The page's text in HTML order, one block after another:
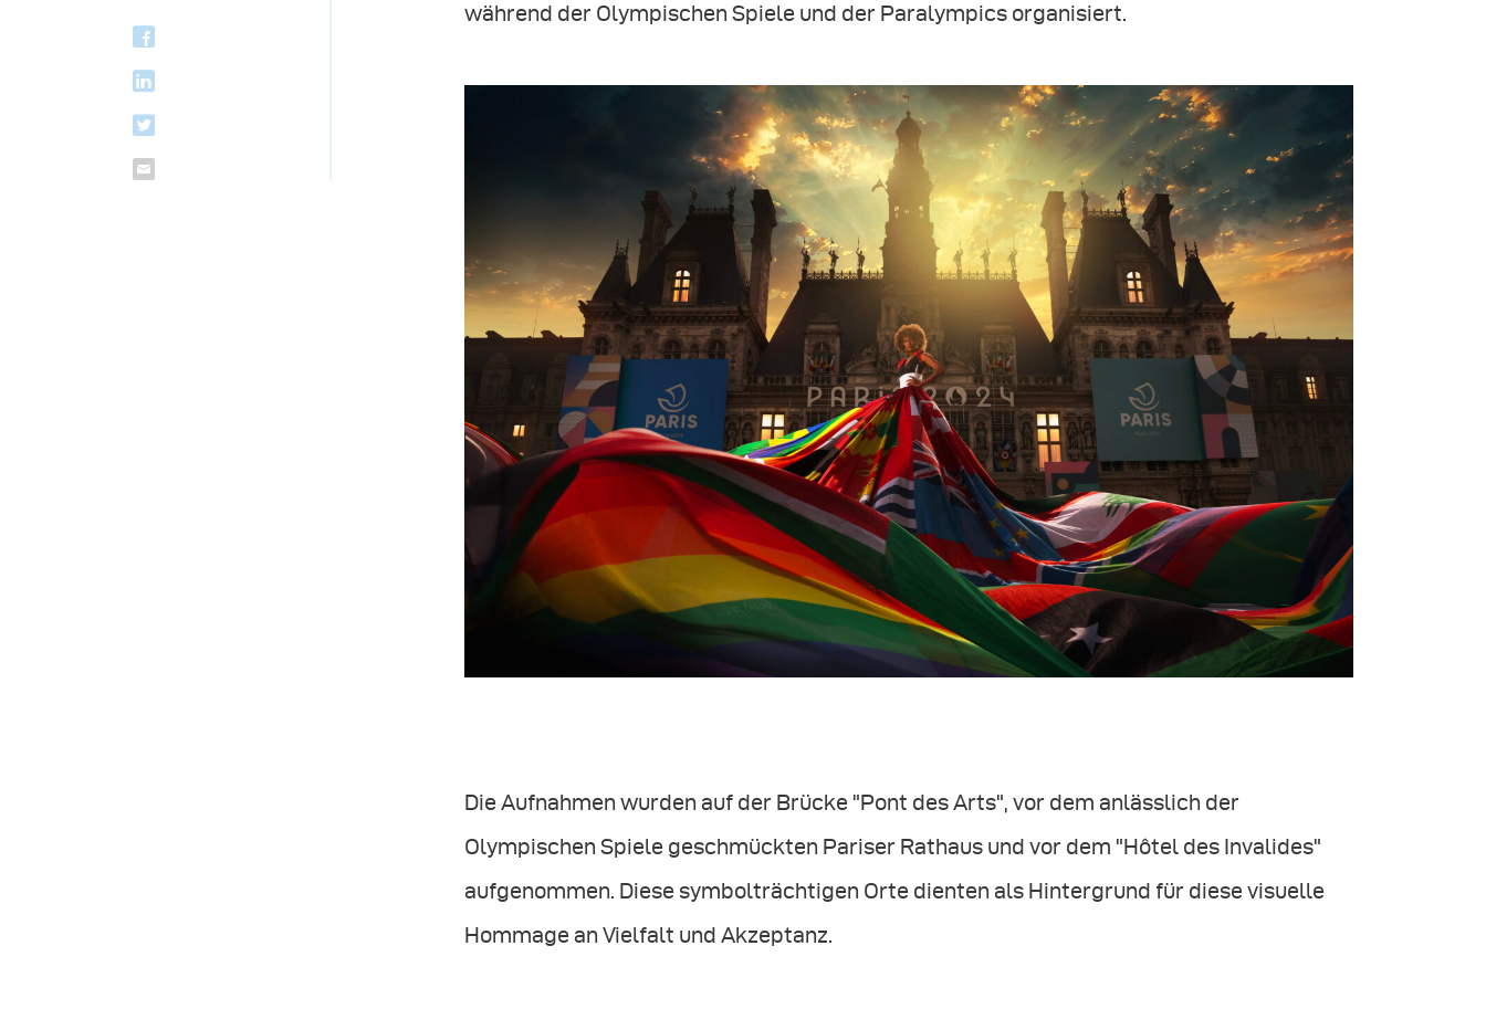
während der Olympischen Spiele und der Paralympics organisiert.
Die Aufnahmen wurden auf der Brücke "Pont des Arts", vor dem anlässlich der
Olympischen Spiele geschmückten Pariser Rathaus und vor dem "Hôtel des Invalides"
aufgenommen. Diese symbolträchtigen Orte dienten als Hintergrund für diese visuelle
Hommage an Vielfalt und Akzeptanz.